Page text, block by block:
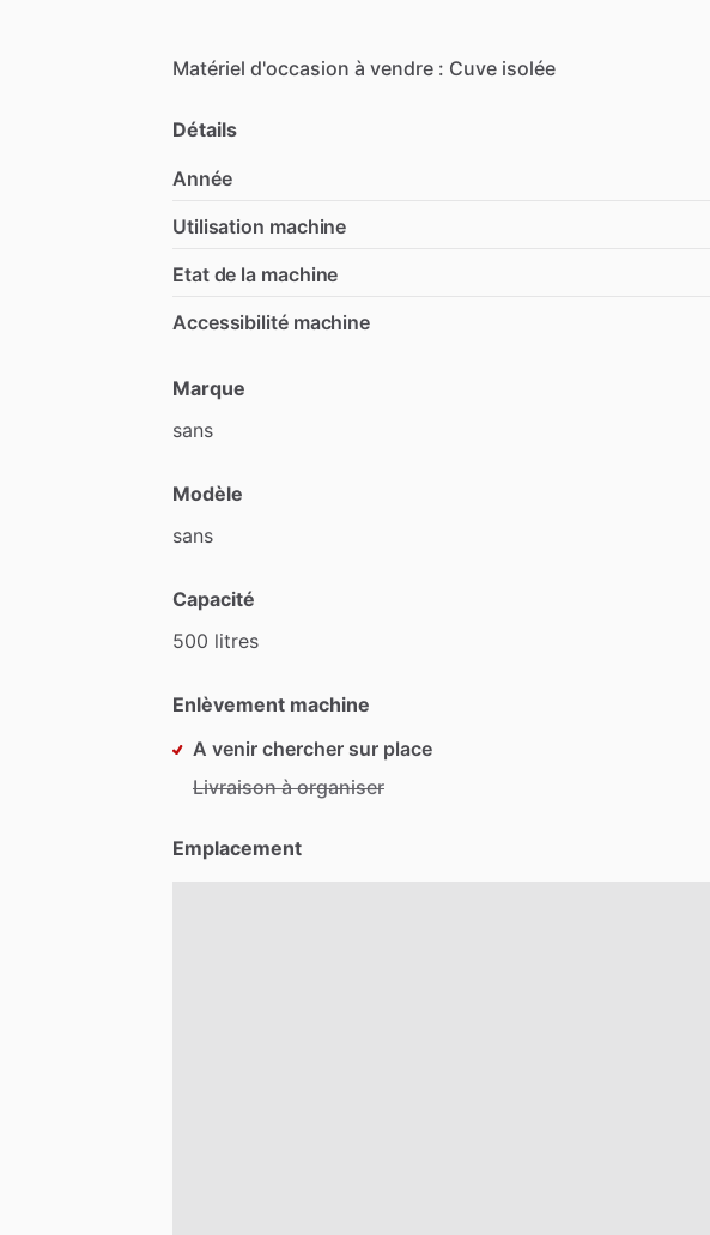
Matériel d'occasion à vendre : Cuve isolée
Détails
Année
Utilisation machine
Etat de la machine
Accessibilité machine
Marque
sans
Modèle
sans
Capacité
500 litres
Enlèvement machine
A venir chercher sur place
Livraison à organiser
Emplacement